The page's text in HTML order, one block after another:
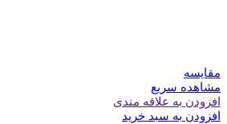
مقایسه
مشاهده سریع
افزودن به علاقه مندی
افزودن به سبد خرید